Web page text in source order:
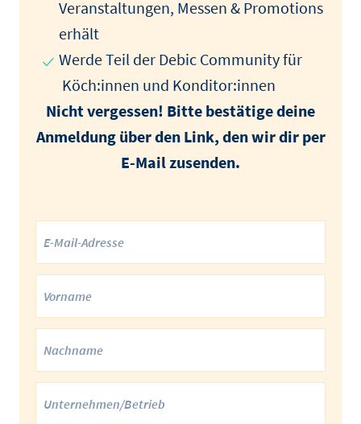
Veranstaltungen, Messen & Promotions
erhält
Werde Teil der Debic Community für
Köch:innen und Konditor:innen
Nicht vergessen! Bitte bestätige deine
Anmeldung über den Link, den wir dir per
E-Mail zusenden.